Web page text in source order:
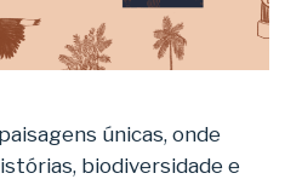
únicas, onde
biodiversidade e